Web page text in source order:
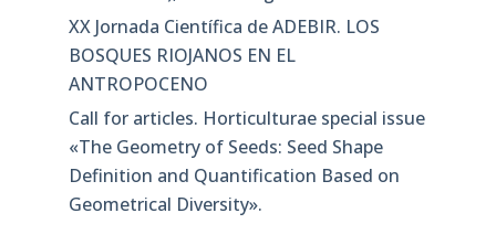
XX Jornada Científica de ADEBIR. LOS
BOSQUES RIOJANOS EN EL
ANTROPOCENO
Call for articles. Horticulturae special issue
«The Geometry of Seeds: Seed Shape
Definition and Quantification Based on
Geometrical Diversity»​.